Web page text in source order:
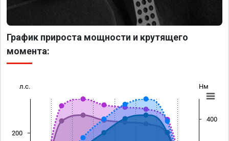
График прироста мощности и крутящего
момента:
л.с. Нм
200
400